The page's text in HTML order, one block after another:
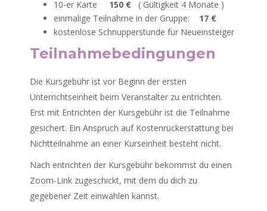
10-er Karte 150 € ( Gültigkeit 4 Monate )
einmalige Teilnahme in der Gruppe: 17 €
kostenlose Schnupperstunde für Neueinsteiger
Teilnahmebedingungen
Die Kursgebühr ist vor Beginn der ersten
Unterrichtseinheit beim Veranstalter zu entrichten.
Erst mit Entrichten der Kursgebühr ist die Teilnahme
gesichert. Ein Anspruch auf Kostenrückerstattung bei
Nichtteilnahme an einer Kurseinheit besteht nicht.
Nach entrichten der Kursgebühr bekommst du einen
Zoom-Link zugeschickt, mit dem du dich zu
gegebener Zeit einwählen kannst.